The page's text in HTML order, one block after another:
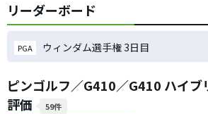
リーダーボード
PGA ウィンダム選手権 3日目
ピンゴルフ／G410／G410 ハイブ
評価
59件